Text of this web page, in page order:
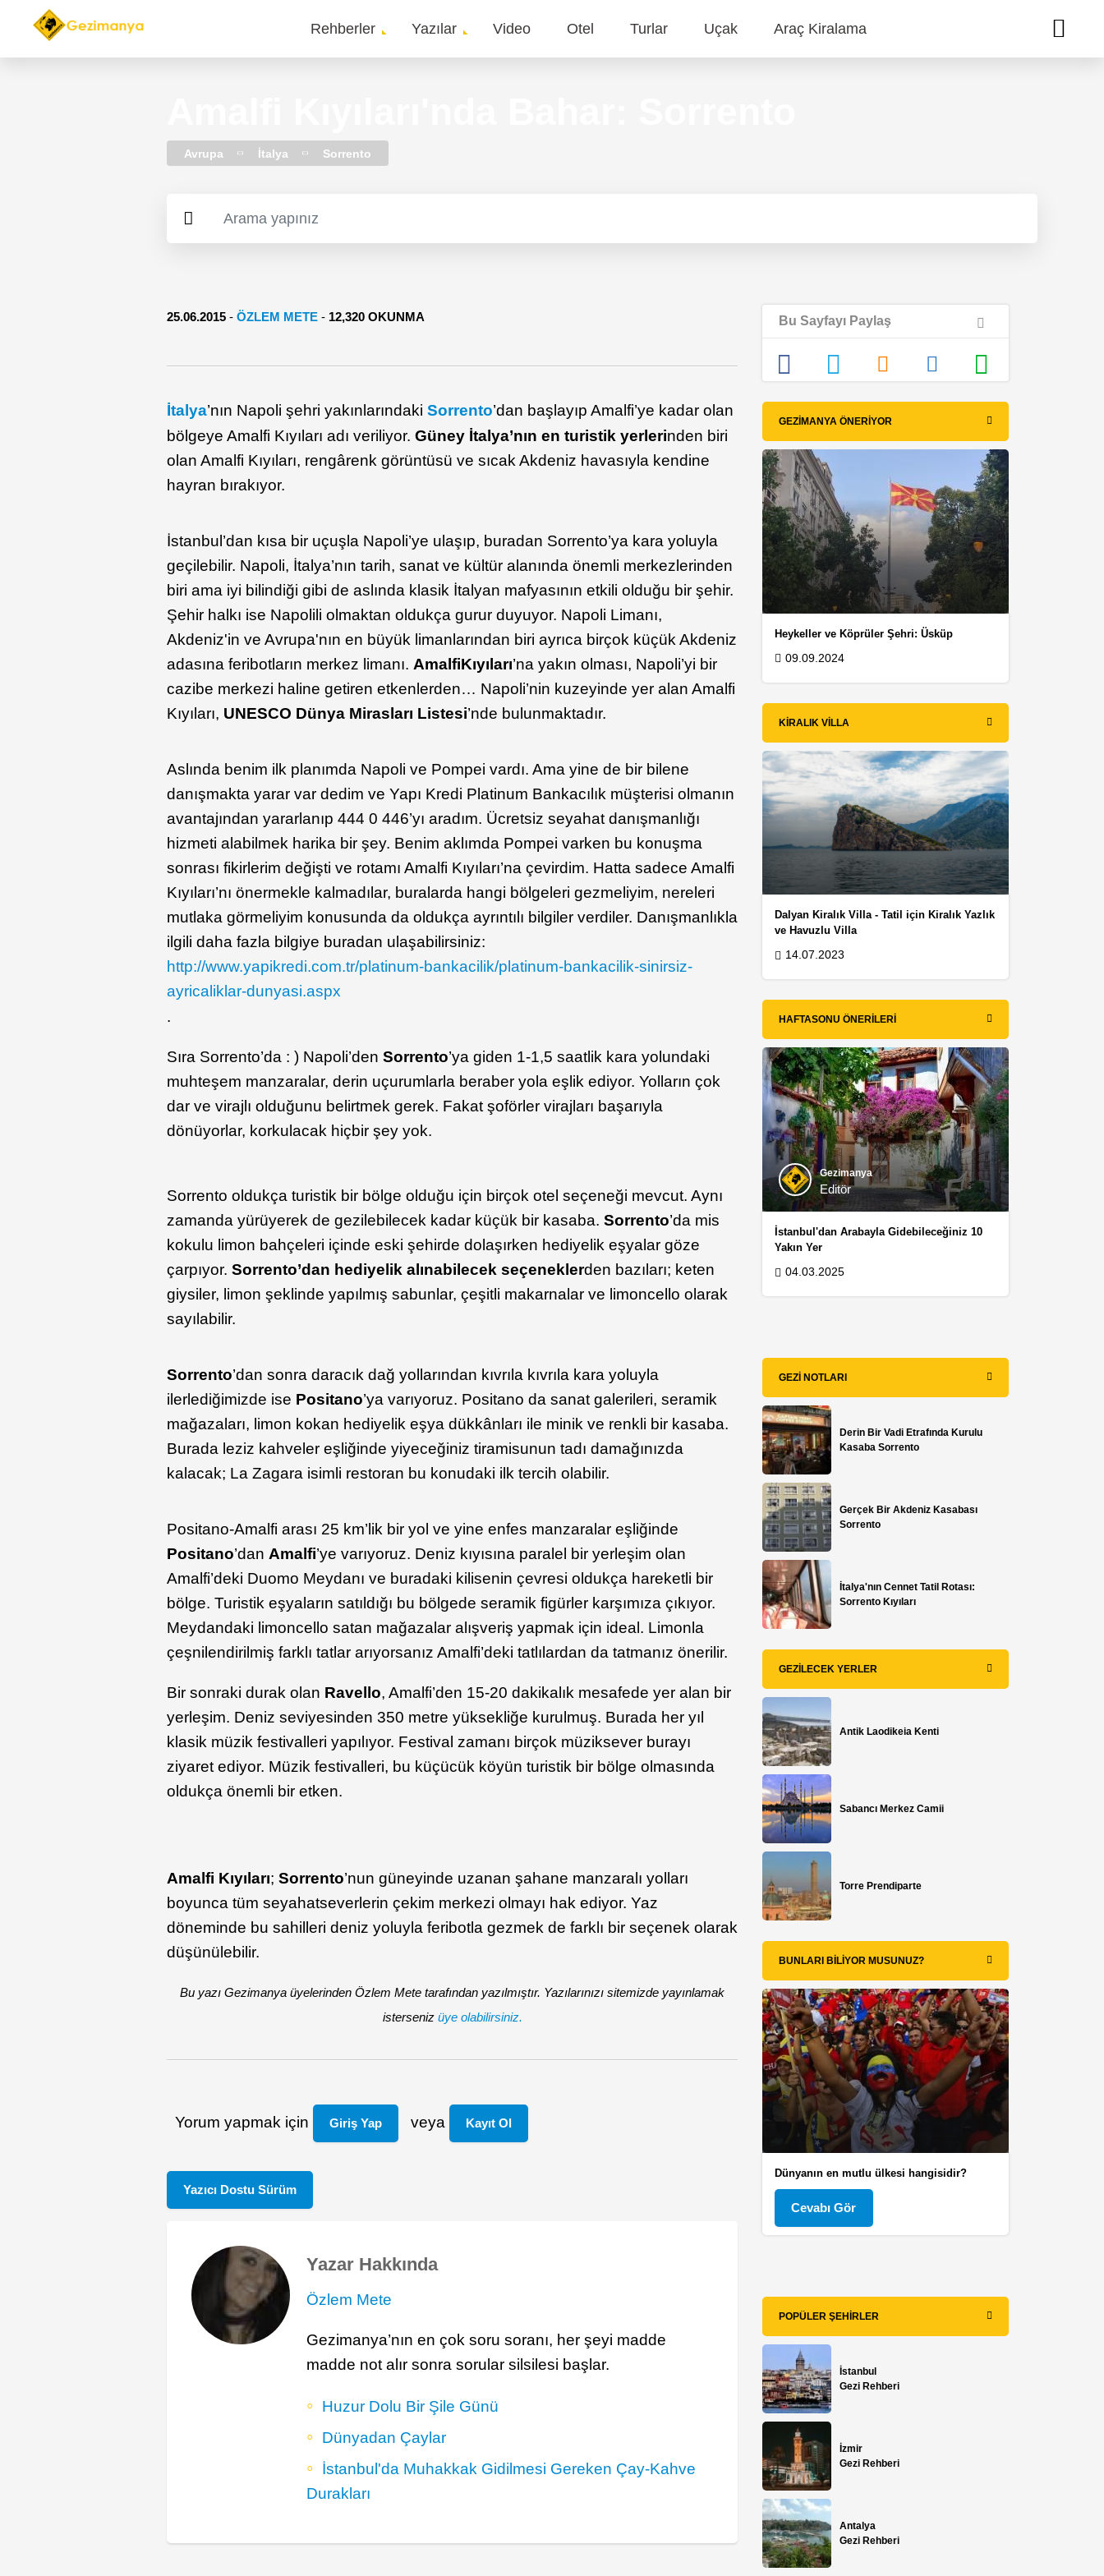
Main
Rehberler Yazılar Video Otel Turlar Uçak Araç Kiralama
Avrupa İtalya Sorrento
25.06.2015 -ÖZLEM METE - 12,320 OKUNMA
İtalya’nın Napoli şehri yakınlarındakiSorrento’dan başlayıp Amalfi’ye kadar olan
bölgeye Amalfi Kıyıları adı veriliyor.Güney İtalya’nın en turistik yerlerinden biri
olan Amalfi Kıyıları, rengârenk görüntüsü ve sıcak Akdeniz havasıyla kendine
hayran bırakıyor.
İstanbul’dan kısa bir uçuşla Napoli’ye ulaşıp, buradan Sorrento’ya kara yoluyla
geçilebilir. Napoli, İtalya’nın tarih, sanat ve kültür alanında önemli merkezlerinden
biri ama iyi bilindiği gibi de aslında klasik İtalyan mafyasının etkili olduğu bir şehir.
Şehir halkı ise Napolili olmaktan oldukça gurur duyuyor. Napoli Limanı,
Akdeniz'in ve Avrupa'nın en büyük limanlarından biri ayrıca birçok küçük Akdeniz
adasına feribotların merkez limanı. AmalfiKıyıları’na yakın olması, Napoli’yi bir
cazibe merkezi haline getiren etkenlerden… Napoli’nin kuzeyinde yer alan Amalfi
Kıyıları, UNESCO Dünya Mirasları Listesi’nde bulunmaktadır.
Aslında benim ilk planımda Napoli ve Pompei vardı. Ama yine de bir bilene
danışmakta yarar var dedim ve Yapı Kredi Platinum Bankacılık müşterisi olmanın
avantajından yararlanıp 444 0 446’yı aradım. Ücretsiz seyahat danışmanlığı
hizmeti alabilmek harika bir şey. Benim aklımda Pompei varken bu konuşma
sonrası fikirlerim değişti ve rotamı Amalfi Kıyıları’na çevirdim. Hatta sadece Amalfi
Kıyıları’nı önermekle kalmadılar, buralarda hangi bölgeleri gezmeliyim, nereleri
mutlaka görmeliyim konusunda da oldukça ayrıntılı bilgiler verdiler. Danışmanlıkla
ilgili daha fazla bilgiye buradan ulaşabilirsiniz:
http://www.yapikredi.com.tr/platinum-bankacilik/platinum-bankacilik-sinirsiz-
ayricaliklar-dunyasi.aspx
.
Sıra Sorrento’da : ) Napoli’denSorrento’ya giden 1-1,5 saatlik kara yolundaki
muhteşem manzaralar, derin uçurumlarla beraber yola eşlik ediyor. Yolların çok
dar ve virajlı olduğunu belirtmek gerek. Fakat şoförler virajları başarıyla
dönüyorlar, korkulacak hiçbir şey yok.
Sorrento oldukça turistik bir bölge olduğu için birçok otel seçeneği mevcut. Aynı
zamanda yürüyerek de gezilebilecek kadar küçük bir kasaba.Sorrento’da mis
kokulu limon bahçeleri içinde eski şehirde dolaşırken hediyelik eşyalar göze
çarpıyor.Sorrento’dan hediyelik alınabilecek seçeneklerden bazıları; keten
giysiler, limon şeklinde yapılmış sabunlar, çeşitli makarnalar ve limoncello olarak
sayılabilir.
Sorrento’dan sonra daracık dağ yollarından kıvrıla kıvrıla kara yoluyla
ilerlediğimizde ise Positano’ya varıyoruz. Positano da sanat galerileri, seramik
mağazaları, limon kokan hediyelik eşya dükkânları ile minik ve renkli bir kasaba.
Burada leziz kahveler eşliğinde yiyeceğiniz tiramisunun tadı damağınızda
kalacak; La Zagara isimli restoran bu konudaki ilk tercih olabilir.
Positano-Amalfi arası 25 km’lik bir yol ve yine enfes manzaralar eşliğinde
Positano’dan Amalfi’ye varıyoruz. Deniz kıyısına paralel bir yerleşim olan
Amalfi’deki Duomo Meydanı ve buradaki kilisenin çevresi oldukça hareketli bir
bölge. Turistik eşyaların satıldığı bu bölgede seramik figürler karşımıza çıkıyor.
Meydandaki limoncello satan mağazalar alışveriş yapmak için ideal. Limonla
çeşnilendirilmiş farklı tatlar arıyorsanız Amalfi’deki tatlılardan da tatmanız önerilir.
Bir sonraki durak olan Ravello, Amalfi’den 15-20 dakikalık mesafede yer alan bir
yerleşim. Deniz seviyesinden 350 metre yüksekliğe kurulmuş. Burada her yıl
klasik müzik festivalleri yapılıyor. Festival zamanı birçok müziksever burayı
ziyaret ediyor. Müzik festivalleri, bu küçücük köyün turistik bir bölge olmasında
oldukça önemli bir etken.
Amalfi Kıyıları; Sorrento’nun güneyinde uzanan şahane manzaralı yolları
boyunca tüm seyahatseverlerin çekim merkezi olmayı hak ediyor. Yaz
döneminde bu sahilleri deniz yoluyla feribotla gezmek de farklı bir seçenek olarak
düşünülebilir.
Bu yazı Gezimanya üyelerinden Özlem Mete tarafından yazılmıştır. Yazılarınızı sitemizde yayınlamak
isterseniz üye olabilirsiniz.
Yorum yapmak için Giriş Yap veya Kayıt Ol
Yazıcı Dostu Sürüm
Yazar Hakkında
Özlem Mete
Gezimanya’nın en çok soru soranı, her şeyi madde
madde not alır sonra sorular silsilesi başlar.
Huzur Dolu Bir Şile Günü
Dünyadan Çaylar
İstanbul'da Muhakkak Gidilmesi Gereken Çay-Kahve
Durakları
Bu Sayfayı Paylaş
GEZIMANYA ÖNERIYOR
Heykeller ve Köprüler Şehri: Üsküp
09.09.2024
KIRALIK VILLA
Dalyan Kiralık Villa - Tatil için Kiralık Yazlık
ve Havuzlu Villa
14.07.2023
HAFTASONU ÖNERILERI
Gezimanya
Editör
İstanbul'dan Arabayla Gidebileceğiniz 10
Yakın Yer
04.03.2025
GEZI NOTLARI
Derin Bir Vadi Etrafında Kurulu
Kasaba Sorrento
Gerçek Bir Akdeniz Kasabası
Sorrento
İtalya'nın Cennet Tatil Rotası:
Sorrento Kıyıları
GEZILECEK YERLER
Antik Laodikeia Kenti
Sabancı Merkez Camii
Torre Prendiparte
BUNLARI BILIYOR MUSUNUZ?
Dünyanın en mutlu ülkesi hangisidir?
Cevabı Gör
POPÜLER ŞEHIRLER
İstanbul
Gezi Rehberi
İzmir
Gezi Rehberi
Antalya
Gezi Rehberi